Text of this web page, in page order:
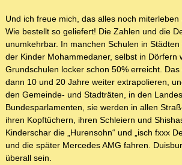
Und ich freue mich, das alles noch
Wie bestellt so geliefert! Die Zahlen und die
unumkehrbar. In manchen Schulen in
der Kinder Mohammedaner, selbst in Dörfern
Grundschulen locker schon 50% erreicht.
dann 10 und 20 Jahre weiter extrapolieren,
den Gemeinde- und Stadträten, in den
Bundesparlamenten, sie werden in allen
ihren Kopftüchern, ihren Schleiern und
Kinderschar die „Hurensohn“ und „isch fxxx
und die später Mercedes AMG fahren.
überall sein.